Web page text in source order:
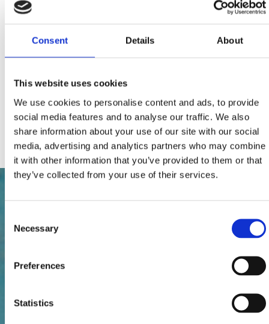
Consent Details About
This website uses cookies
We use cookies to personalise content and ads, to provide
social media features and to analyse our traffic. We also
share information about your use of our site with our social
media, advertising and analytics partners who may combine
it with other information that you’ve provided to them or that
they’ve collected from your use of their services.
Selection
Necessary
Preferences
Statistics
Studio apartmán
Broj jedinica:
2
Dodatečné vybavení:
Topení
Kabelová nebo satelitní televize
Internet